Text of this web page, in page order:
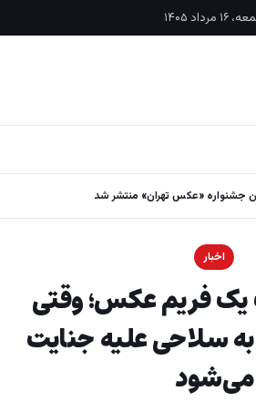
مرداد ۱۴۰۵
جشنواره «عکس تهران» منتشر شد
اخبار
یک فریم عکس؛ وقتی
سلاحی علیه جنایت
می‌شود